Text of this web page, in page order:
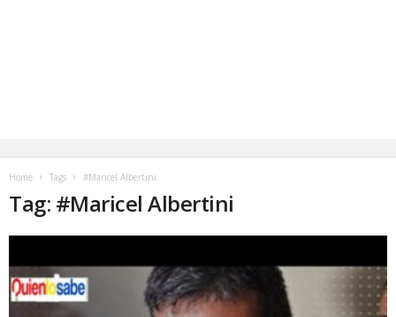
Home Tags #Maricel Albertini
Tag: #Maricel Albertini